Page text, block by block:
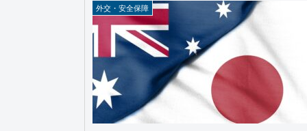
外交・安全保障